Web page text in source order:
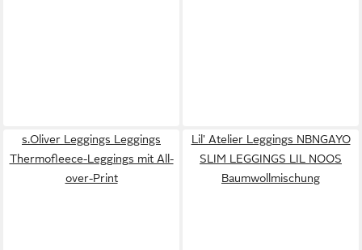
s.Oliver Leggings Leggings
Thermofleece-Leggings mit All-
over-Print
Lil' Atelier Leggings NBNGAYO
SLIM LEGGINGS LIL NOOS
Baumwollmischung